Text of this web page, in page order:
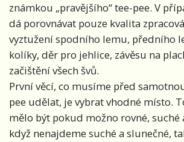
známkou „pravějšího“ tee-pee. V
dá porovnávat pouze kvalita
vyztužení spodního lemu, předního
kolíky, děr pro jehlice, závěsu na
začištění všech švů.
První věcí, co musíme před
pee udělat, je vybrat vhodné místo.
mělo být pokud možno rovné, suché
když nenajdeme suché a slunečné,